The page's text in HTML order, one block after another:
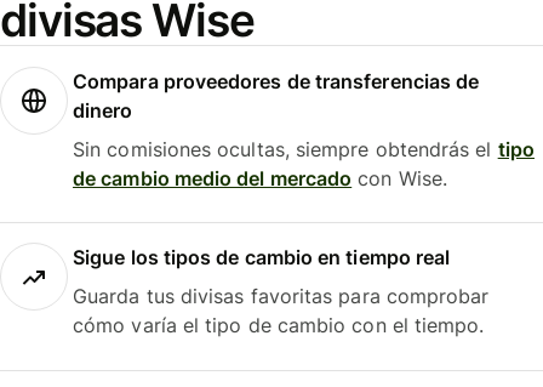
divisas Wise
Compara proveedores de transferencias de
dinero
Sin comisiones ocultas, siempre obtendrás el tipo
de cambio medio del mercado con Wise.
Sigue los tipos de cambio en tiempo real
Guarda tus divisas favoritas para comprobar
cómo varía el tipo de cambio con el tiempo.